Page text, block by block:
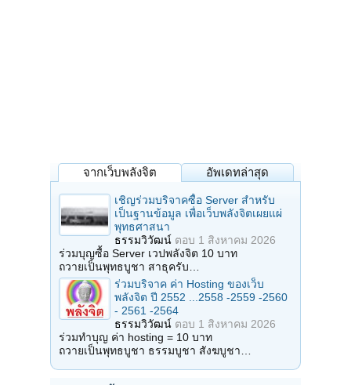
จากเว็บพลังจิต อัพเดทล่าสุด
เชิญร่วมบริจาคซื้อ Server สำหรับ
เป็นฐานข้อมูล เพื่อเว็บพลังจิตเผยแผ่
พุทธศาสนา
ธรรมวิวัฒน์ ตอบ 1 สิงหาคม 2026
ร่วมบุญซื้อ Server เวปพลังจิต 10 บาท
ถวายเป็นพุทธบูชา สาธุครับ…
ร่วมบริจาค ค่า Hosting ของเว็บ
พลังจิต ปี 2552 ...2558 -2559 -2560
- 2561 -2564
ธรรมวิวัฒน์ ตอบ 1 สิงหาคม 2026
ร่วมทำบุญ ค่า hosting = 10 บาท
ถวายเป็นพุทธบูชา ธรรมบูชา สังฆบูชา…